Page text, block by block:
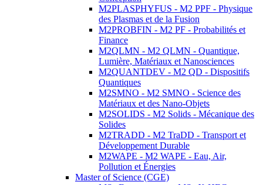
M2PLASPHYFUS - M2 PPF - Physique
des Plasmas et de la Fusion
M2PROBFIN - M2 PF - Probabilités et
Finance
M2QLMN - M2 QLMN - Quantique,
Lumière, Matériaux et Nanosciences
M2QUANTDEV - M2 QD - Dispositifs
Quantiques
M2SMNO - M2 SMNO - Science des
Matériaux et des Nano-Objets
M2SOLIDS - M2 Solids - Mécanique des
Solides
M2TRADD - M2 TraDD - Transport et
Développement Durable
M2WAPE - M2 WAPE - Eau, Air,
Pollution et Énergies
Master of Science (CGE)